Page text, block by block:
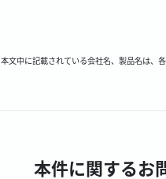
本文中に記載されている会社名、製品名は、
本件に関するお